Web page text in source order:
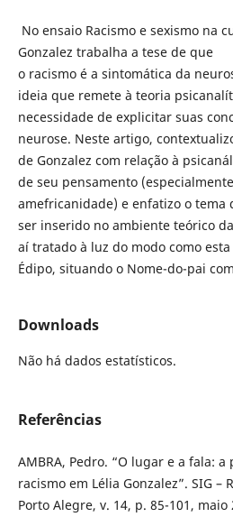
No ensaio Racismo e sexismo na
Gonzalez trabalha a tese de que
o racismo é a sintomática da
ideia que remete à teoria
necessidade de explicitar suas
neurose. Neste artigo,
de Gonzalez com relação à
de seu pensamento
amefricanidade) e enfatizo o tema
ser inserido no ambiente teórico
aí tratado à luz do modo como
Édipo, situando o Nome-do-pai
Downloads
Não há dados estatísticos.
Referências
AMBRA, Pedro. “O lugar e a fala:
racismo em Lélia Gonzalez”. SIG –
Porto Alegre, v. 14, p. 85-101,